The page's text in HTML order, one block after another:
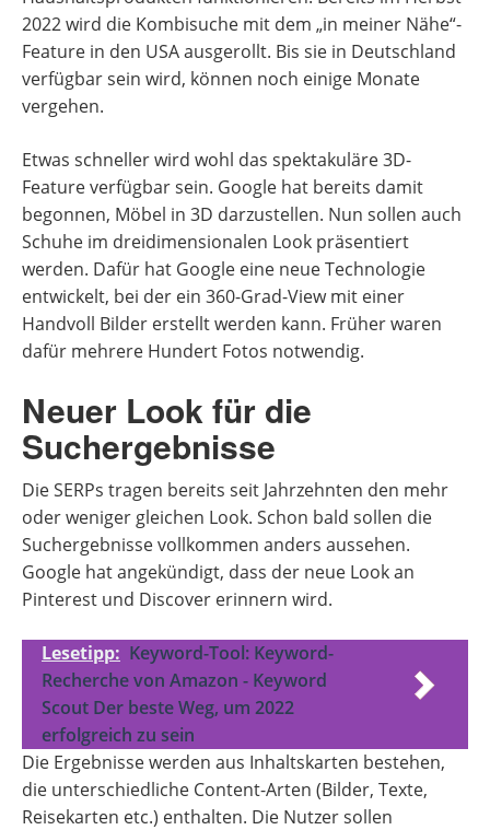
2022 wird die Kombisuche mit dem „in meiner Nähe“-
Feature in den USA ausgerollt. Bis sie in Deutschland
verfügbar sein wird, können noch einige Monate
vergehen.
Etwas schneller wird wohl das spektakuläre 3D-
Feature verfügbar sein. Google hat bereits damit
begonnen, Möbel in 3D darzustellen. Nun sollen auch
Schuhe im dreidimensionalen Look präsentiert
werden. Dafür hat Google eine neue Technologie
entwickelt, bei der ein 360-Grad-View mit einer
Handvoll Bilder erstellt werden kann. Früher waren
dafür mehrere Hundert Fotos notwendig.
Neuer Look für die
Suchergebnisse
Die SERPs tragen bereits seit Jahrzehnten den mehr
oder weniger gleichen Look. Schon bald sollen die
Suchergebnisse vollkommen anders aussehen.
Google hat angekündigt, dass der neue Look an
Pinterest und Discover erinnern wird.
Lesetipp: Keyword-Tool: Keyword-
Recherche von Amazon - Keyword
Scout Der beste Weg, um 2022
erfolgreich zu sein
Die Ergebnisse werden aus Inhaltskarten bestehen,
die unterschiedliche Content-Arten (Bilder, Texte,
Reisekarten etc.) enthalten. Die Nutzer sollen